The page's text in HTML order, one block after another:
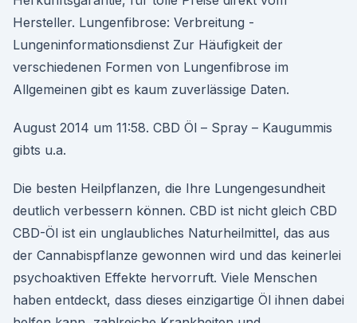
Hersteller. Lungenfibrose: Verbreitung -
Lungeninformationsdienst Zur Häufigkeit der
verschiedenen Formen von Lungenfibrose im
Allgemeinen gibt es kaum zuverlässige Daten.
August 2014 um 11:58. CBD Öl – Spray – Kaugummis
gibts u.a.
Die besten Heilpflanzen, die Ihre Lungengesundheit
deutlich verbessern können. CBD ist nicht gleich CBD
CBD-Öl ist ein unglaubliches Naturheilmittel, das aus
der Cannabispflanze gewonnen wird und das keinerlei
psychoaktiven Effekte hervorruft. Viele Menschen
haben entdeckt, dass dieses einzigartige Öl ihnen dabei